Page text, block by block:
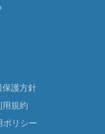
保護方針
規約
ポリシー